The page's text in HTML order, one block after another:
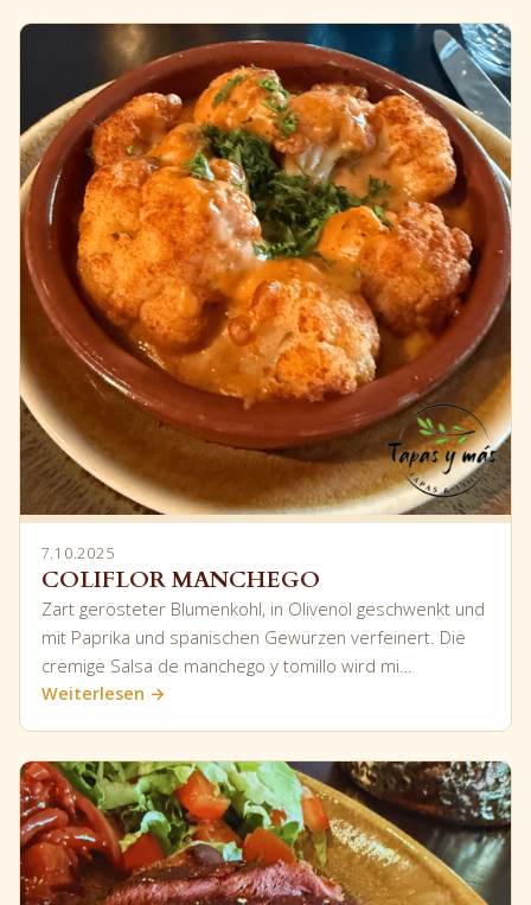
7.10.2025
COLIFLOR MANCHEGO
Zart gerösteter Blumenkohl, in Olivenöl geschwenkt und
mit Paprika und spanischen Gewürzen verfeinert. Die
cremige Salsa de manchego y tomillo wird mi…
Weiterlesen →